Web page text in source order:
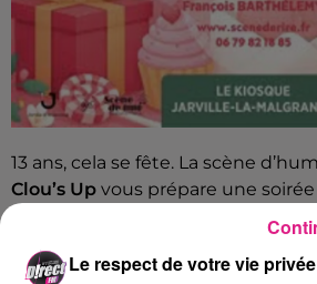
13 ans, cela se fête. La scène
Clou’s Up vous prépare une
Kiosque
(Meurhe-et-Moselle).
humoristes amateurs ou
Le respect de votre vie